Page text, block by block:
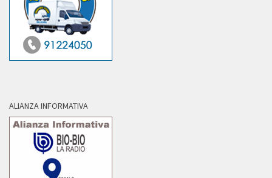
ALIANZA INFORMATIVA